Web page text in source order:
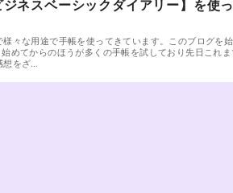
ジネスベーシックダイアリー】を使っ
々な用途で手帳を使ってきています。このブログを
めてからのほうが多くの手帳を試しており先日これま
想をざ…